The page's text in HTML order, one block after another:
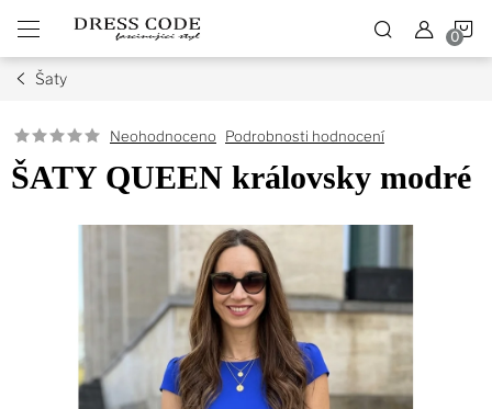
obsah
Šaty
Neohodnoceno Podrobnosti hodnocení
ŠATY QUEEN královsky modré